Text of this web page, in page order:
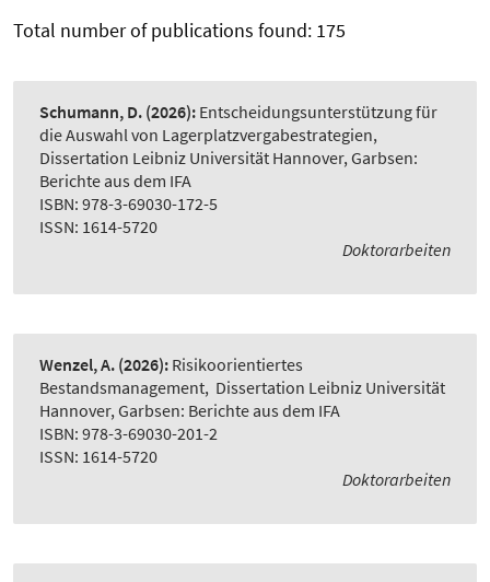
Total number of publications found: 175
Schumann, D. (2026): Entscheidungsunterstützung für
die Auswahl von Lagerplatzvergabestrategien,
Dissertation Leibniz Universität Hannover, Garbsen:
Berichte aus dem IFA
ISBN: 978-3-69030-172-5
ISSN: 1614-5720
Doktorarbeiten
Wenzel, A. (2026): Risikoorientiertes
Bestandsmanagement, Dissertation Leibniz Universität
Hannover, Garbsen: Berichte aus dem IFA
ISBN: 978-3-69030-201-2
ISSN: 1614-5720
Doktorarbeiten